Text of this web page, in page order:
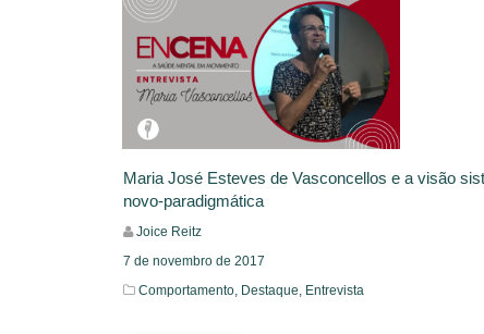
Maria José Esteves de Vasconcellos e a visão
novo-paradigmática
Joice Reitz
7 de novembro de 2017
Comportamento, Destaque, Entrevista